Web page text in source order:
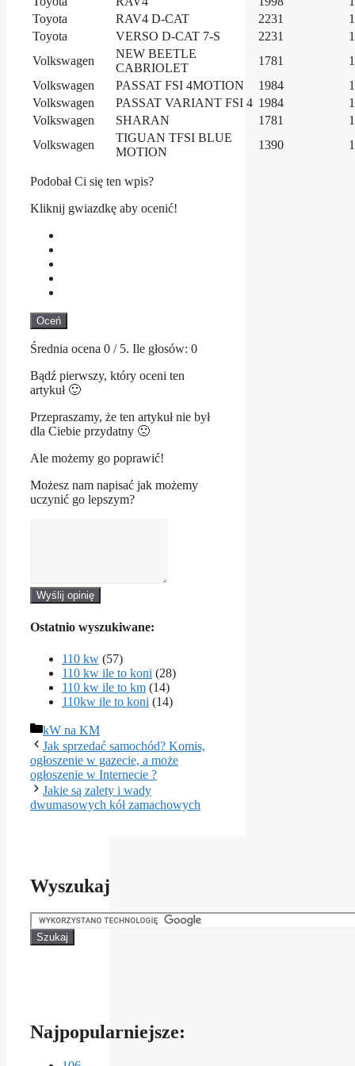
Toyota
RAV4 D-CAT 2231
Toyota
VERSO D-CAT 7-S 2231
Volkswagen
NEW BEETLE
CABRIOLET
1781
Volkswagen
PASSAT FSI 4MOTION 1984
Volkswagen
PASSAT VARIANT FSI 4 1984
Volkswagen
SHARAN 1781
Volkswagen
TIGUAN TFSI BLUE
MOTION
1390
Podobał Ci się ten wpis?
Kliknij gwiazdkę aby ocenić!
Oceń
Średnia ocena 0 / 5. Ile głosów: 0
Bądź pierwszy, który oceni ten
artykuł 🙂
Przepraszamy, że ten artykuł nie był
dla Ciebie przydatny 🙁
Ale możemy go poprawić!
Możesz nam napisać jak możemy
uczynić go lepszym?
Wyślij opinię
Ostatnio wyszukiwane:
110 kw (57)
110 kw ile to koni (28)
110 kw ile to km (14)
110kw ile to koni (14)
Kategorie
kW na KM
Jak sprzedać samochód? Komis,
ogłoszenie w gazecie, a może
ogłoszenie w Internecie ?
Jakie są zalety i wady
dwumasowych kół zamachowych
Wyszukaj
Najpopularniejsze: